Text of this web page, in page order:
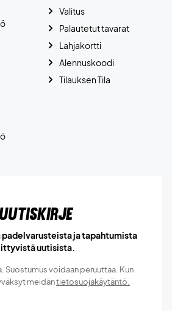
Valitus
Palautetut tavarat
Lahjakortti
Alennuskoodi
Tilauksen Tila
Uutiskirje
padelvarusteista ja tapahtumista
uutisista.
Suostumus voidaan peruuttaa. Kun
meidäntietosuojakäytäntö.